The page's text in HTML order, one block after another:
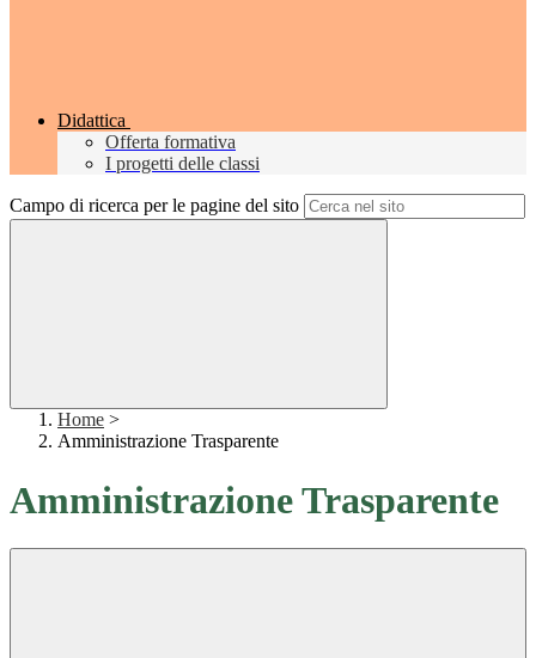
Didattica
Offerta formativa
I progetti delle classi
Campo di ricerca per le pagine del sito
Home >
Amministrazione Trasparente
Amministrazione Trasparente